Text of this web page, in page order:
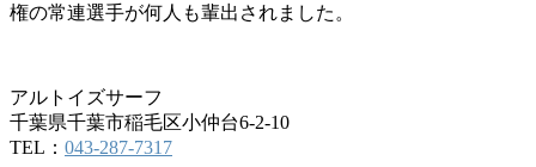
権の常連選手が何人も輩出されました。
アルトイズサーフ
千葉県千葉市稲毛区小仲台6-2-10
TEL： 043-287-7317